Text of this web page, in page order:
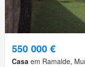
550 000 €
Casa em Ramalde,